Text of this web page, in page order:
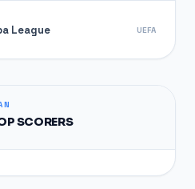
League UEFA
SCORERS